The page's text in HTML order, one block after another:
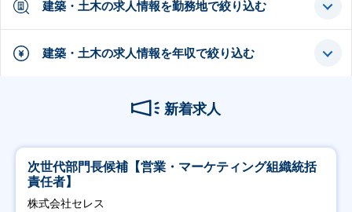
建築・土木の求人情報を勤務地で絞り込む
建築・土木の求人情報を年収で絞り込む
新着求人
次世代部門長候補【営業・マーケティング組織統括
責任者】
株式会社セレス